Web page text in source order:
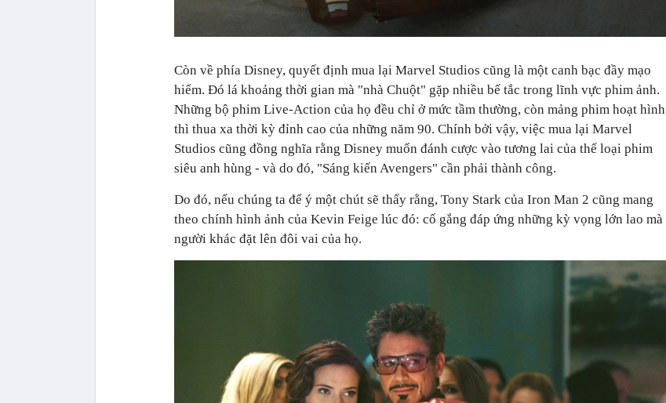
Còn về phía Disney, quyết định mua lại Marvel Studios cũng là một canh bạc đầy mạo
hiểm. Đó lá khoảng thời gian mà "nhà Chuột" gặp nhiều bế tắc trong lĩnh vực phim ảnh.
Những bộ phim Live-Action của họ đều chỉ ở mức tầm thường, còn mảng phim hoạt hình
thì thua xa thời kỳ đỉnh cao của những năm 90. Chính bởi vậy, việc mua lại Marvel
Studios cũng đồng nghĩa rằng Disney muốn đánh cược vào tương lai của thể loại phim
siêu anh hùng - và do đó, "Sáng kiến Avengers" cần phải thành công.
Do đó, nếu chúng ta để ý một chút sẽ thấy rằng, Tony Stark của Iron Man 2 cũng mang
theo chính hình ảnh của Kevin Feige lúc đó: cố gắng đáp ứng những kỳ vọng lớn lao mà
người khác đặt lên đôi vai của họ.